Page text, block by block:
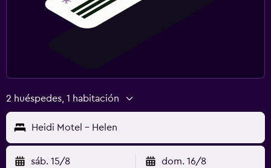
2 huéspedes, 1 habitación
Heidi Motel - Helen
sáb. 15/8 dom. 16/8